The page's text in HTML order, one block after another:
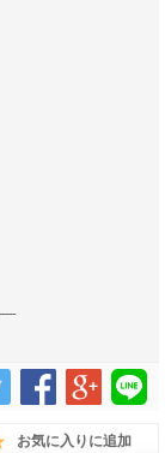
お気に入りに追加